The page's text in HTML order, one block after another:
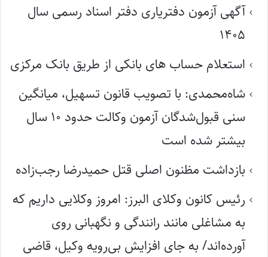
آگهی آزمون دفتریاری دفتر اسناد رسمی سال
۱۴۰۵
استعلام حساب های بانکی از طریق بانک مرکزی
شاه‌محمدی: با تصویب قانون تسهیل، میانگین
سنی قبول‌شدگان آزمون وکالت حدود ۱۰ سال
بیشتر شده است
بازداشت مظنون اصلی قتل حمیدرضا رجب‌زاده
رئیس کانون وکلای البرز: امروز وکلایی داریم که
به مشاغلی مانند رانندگی و نگهبانی روی
آورده‌اند/ به جای افزایش بی‌رویه وکیل، قاضی